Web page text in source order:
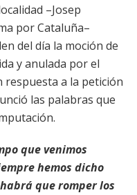
–Josep
por Cataluña–
del día la moción de
y anulada por el
respuesta a la petición
las palabras que
que venimos
hemos dicho
que romper los